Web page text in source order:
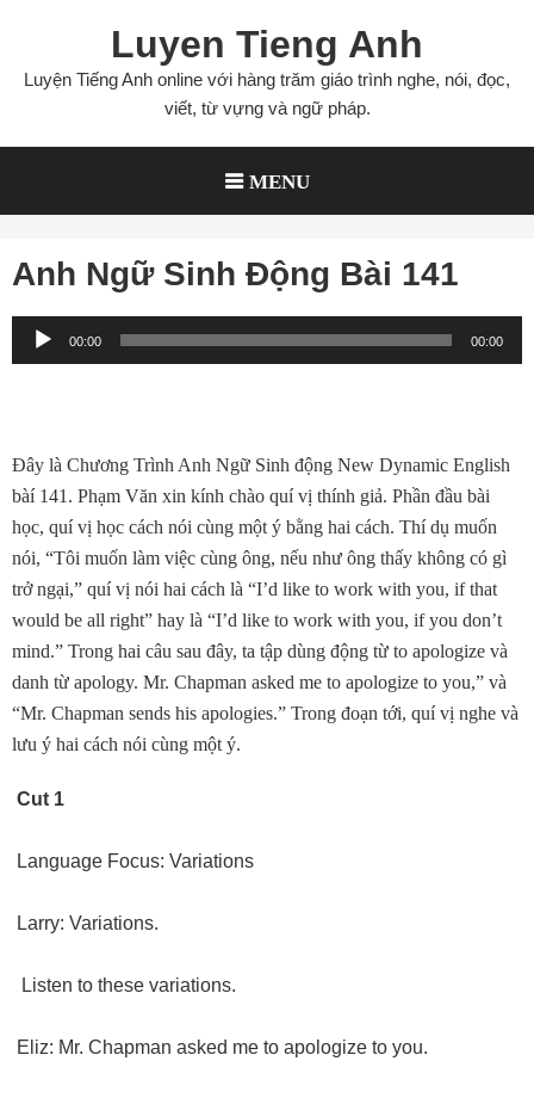
content
Luyen Tieng Anh
Luyện Tiếng Anh online với hàng trăm giáo trình nghe, nói, đọc,
viết, từ vựng và ngữ pháp.
MENU
Anh Ngữ Sinh Động Bài 141
Audio
Player
00:00 00:00
Đây là Chương Trình Anh Ngữ Sinh động New Dynamic English
bàí 141. Phạm Văn xin kính chào quí vị thính giả. Phần đầu bài
học, quí vị học cách nói cùng một ý bằng hai cách. Thí dụ muốn
nói, “Tôi muốn làm việc cùng ông, nếu như ông thấy không có gì
trở ngại,” quí vị nói hai cách là “I’d like to work with you, if that
would be all right” hay là “I’d like to work with you, if you don’t
mind.” Trong hai câu sau đây, ta tập dùng động từ to apologize và
danh từ apology. Mr. Chapman asked me to apologize to you,” và
“Mr. Chapman sends his apologies.” Trong đoạn tới, quí vị nghe và
lưu ý hai cách nói cùng một ý.
Cut 1
Language Focus: Variations
Larry: Variations.
Listen to these variations.
Eliz: Mr. Chapman asked me to apologize to you.